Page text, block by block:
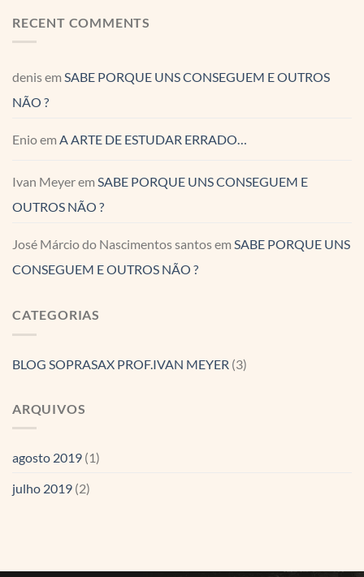
RECENT COMMENTS
denisem SABE PORQUE UNS CONSEGUEM E OUTROS
NÃO ?
Enioem A ARTE DE ESTUDAR ERRADO…
Ivan Meyerem SABE PORQUE UNS CONSEGUEM E
OUTROS NÃO ?
José Márcio do Nascimentos santosem SABE PORQUE UNS
CONSEGUEM E OUTROS NÃO ?
CATEGORIAS
BLOG SOPRASAX PROF.IVAN MEYER (3)
ARQUIVOS
agosto 2019 (1)
julho 2019 (2)